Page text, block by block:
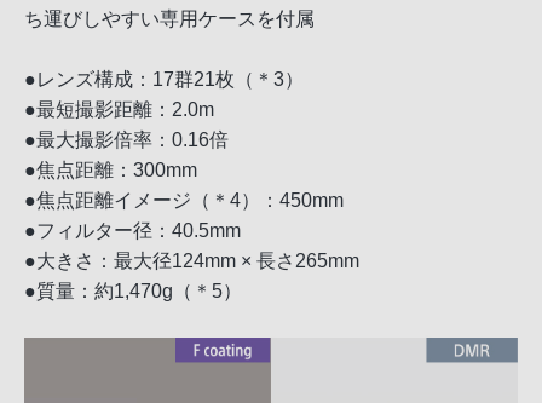
ち運びしやすい専用ケースを付属
●レンズ構成：17群21枚（＊3）
●最短撮影距離：2.0m
●最大撮影倍率：0.16倍
●焦点距離：300mm
●焦点距離イメージ（＊4）：450mm
●フィルター径：40.5mm
●大きさ：最大径124mm × 長さ265mm
●質量：約1,470g（＊5）